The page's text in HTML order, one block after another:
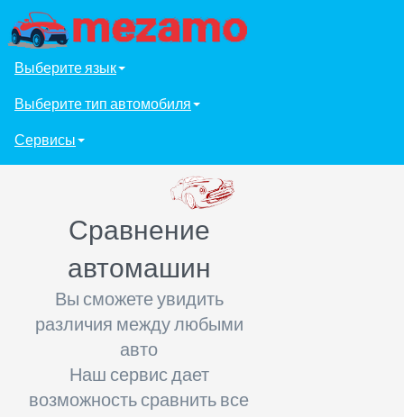
Выберите язык
Выберите тип автомобиля
Сервисы
Сравнение
автомашин
Вы сможете увидить
различия между любыми
авто
Наш сервис дает
возможность сравнить все